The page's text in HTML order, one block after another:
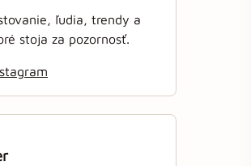
ľudia, trendy a
stoja za pozornosť.